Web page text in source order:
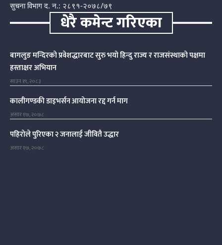
सुचना विभाग द. न.: २८९१-२०७८/७९
धेरै कमेन्ट गरिएका
बागलुङ मन्दिरको प्रवेशद्धारबाट सुरु भयो हिन्दु राज्य र राजसंस्थाको पक्षमा
हस्ताक्षर अभियान
साउन १९, २०८३
कालीगण्डकी डाइभर्सन आयोजना रद्द गर्न माग
असार १७, २०७८
पहिरोले पुरिएका २ जनालाई जीवितै उद्धार
असार १७, २०७८